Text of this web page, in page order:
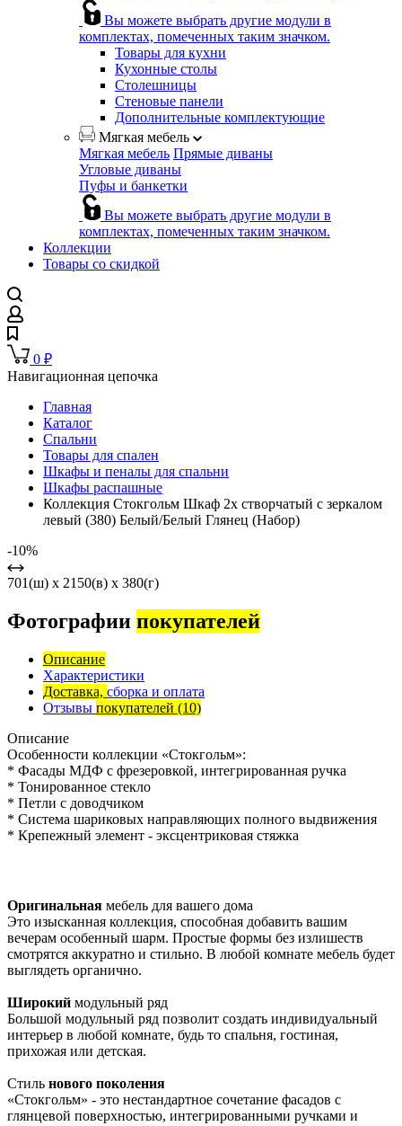
Вы можете выбрать другие модули в
комплектах, помеченных таким значком.
Товары для кухни
Кухонные столы
Столешницы
Стеновые панели
Дополнительные комплектующие
Мягкая мебель
Мягкая мебель Прямые диваны
Угловые диваны
Пуфы и банкетки
Вы можете выбрать другие модули в
комплектах, помеченных таким значком.
Коллекции
Товары со скидкой
0 ₽
Навигационная цепочка
Главная
Каталог
Спальни
Товары для спален
Шкафы и пеналы для спальни
Шкафы распашные
Коллекция Стокгольм Шкаф 2х створчатый с зеркалом
левый (380) Белый/Белый Глянец (Набор)
-10%
701(ш) x 2150(в) x 380(г)
Фотографии покупателей
Описание
Характеристики
Доставка, сборка и оплата
Отзывы покупателей (10)
Описание
Особенности коллекции «Стокгольм»:
* Фасады МДФ с фрезеровкой, интегрированная ручка
* Тонированное стекло
* Петли с доводчиком
* Система шариковых направляющих полного выдвижения
* Крепежный элемент - эксцентриковая стяжка
Оригинальная мебель для вашего дома
Это изысканная коллекция, способная добавить вашим
вечерам особенный шарм. Простые формы без излишеств
смотрятся аккуратно и стильно. В любой комнате мебель будет
выглядеть органично.
Широкий модульный ряд
Большой модульный ряд позволит создать индивидуальный
интерьер в любой комнате, будь то спальня, гостиная,
прихожая или детская.
Стиль нового поколения
«Стокгольм» - это нестандартное сочетание фасадов с
глянцевой поверхностью, интегрированными ручками и